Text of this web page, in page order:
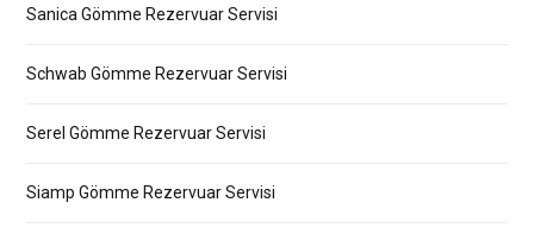
Sanica Gömme Rezervuar Servisi
Schwab Gömme Rezervuar Servisi
Serel Gömme Rezervuar Servisi
Siamp Gömme Rezervuar Servisi